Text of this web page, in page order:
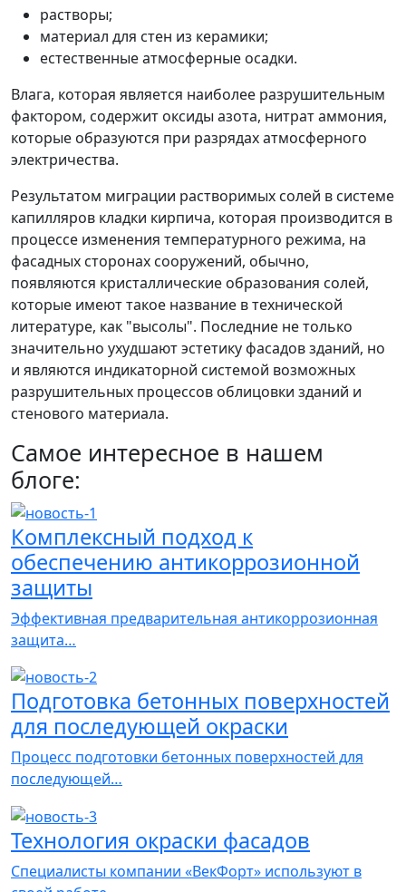
растворы;
материал для стен из керамики;
естественные атмосферные осадки.
Влага, которая является наиболее разрушительным
фактором, содержит оксиды азота, нитрат аммония,
которые образуются при разрядах атмосферного
электричества.
Результатом миграции растворимых солей в системе
капилляров кладки кирпича, которая производится в
процессе изменения температурного режима, на
фасадных сторонах сооружений, обычно,
появляются кристаллические образования солей,
которые имеют такое название в технической
литературе, как "высолы". Последние не только
значительно ухудшают эстетику фасадов зданий, но
и являются индикаторной системой возможных
разрушительных процессов облицовки зданий и
стенового материала.
Самое интересное в нашем
блоге:
Комплексный подход к
обеспечению антикоррозионной
защиты
Эффективная предварительная антикоррозионная
защита…
Подготовка бетонных поверхностей
для последующей окраски
Процесс подготовки бетонных поверхностей для
последующей…
Технология окраски фасадов
Специалисты компании «ВекФорт» используют в